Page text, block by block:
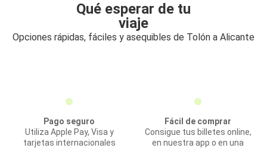
Qué esperar de tu
viaje
Opciones rápidas, fáciles y asequibles de Tolón a Alicante
Pago seguro
Utiliza Apple Pay, Visa y
tarjetas internacionales
Fácil de comprar
Consigue tus billetes online,
en nuestra app o en una